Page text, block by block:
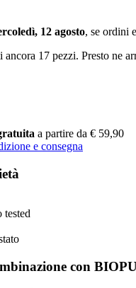
12 agosto, se ordini
17 pezzi. Presto ne
a partire da € 59,90
e consegna
con